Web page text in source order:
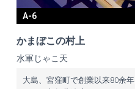
A-6
かまぼこの村上
水軍じゃこ天
大島、宮窪町で創業以来80余